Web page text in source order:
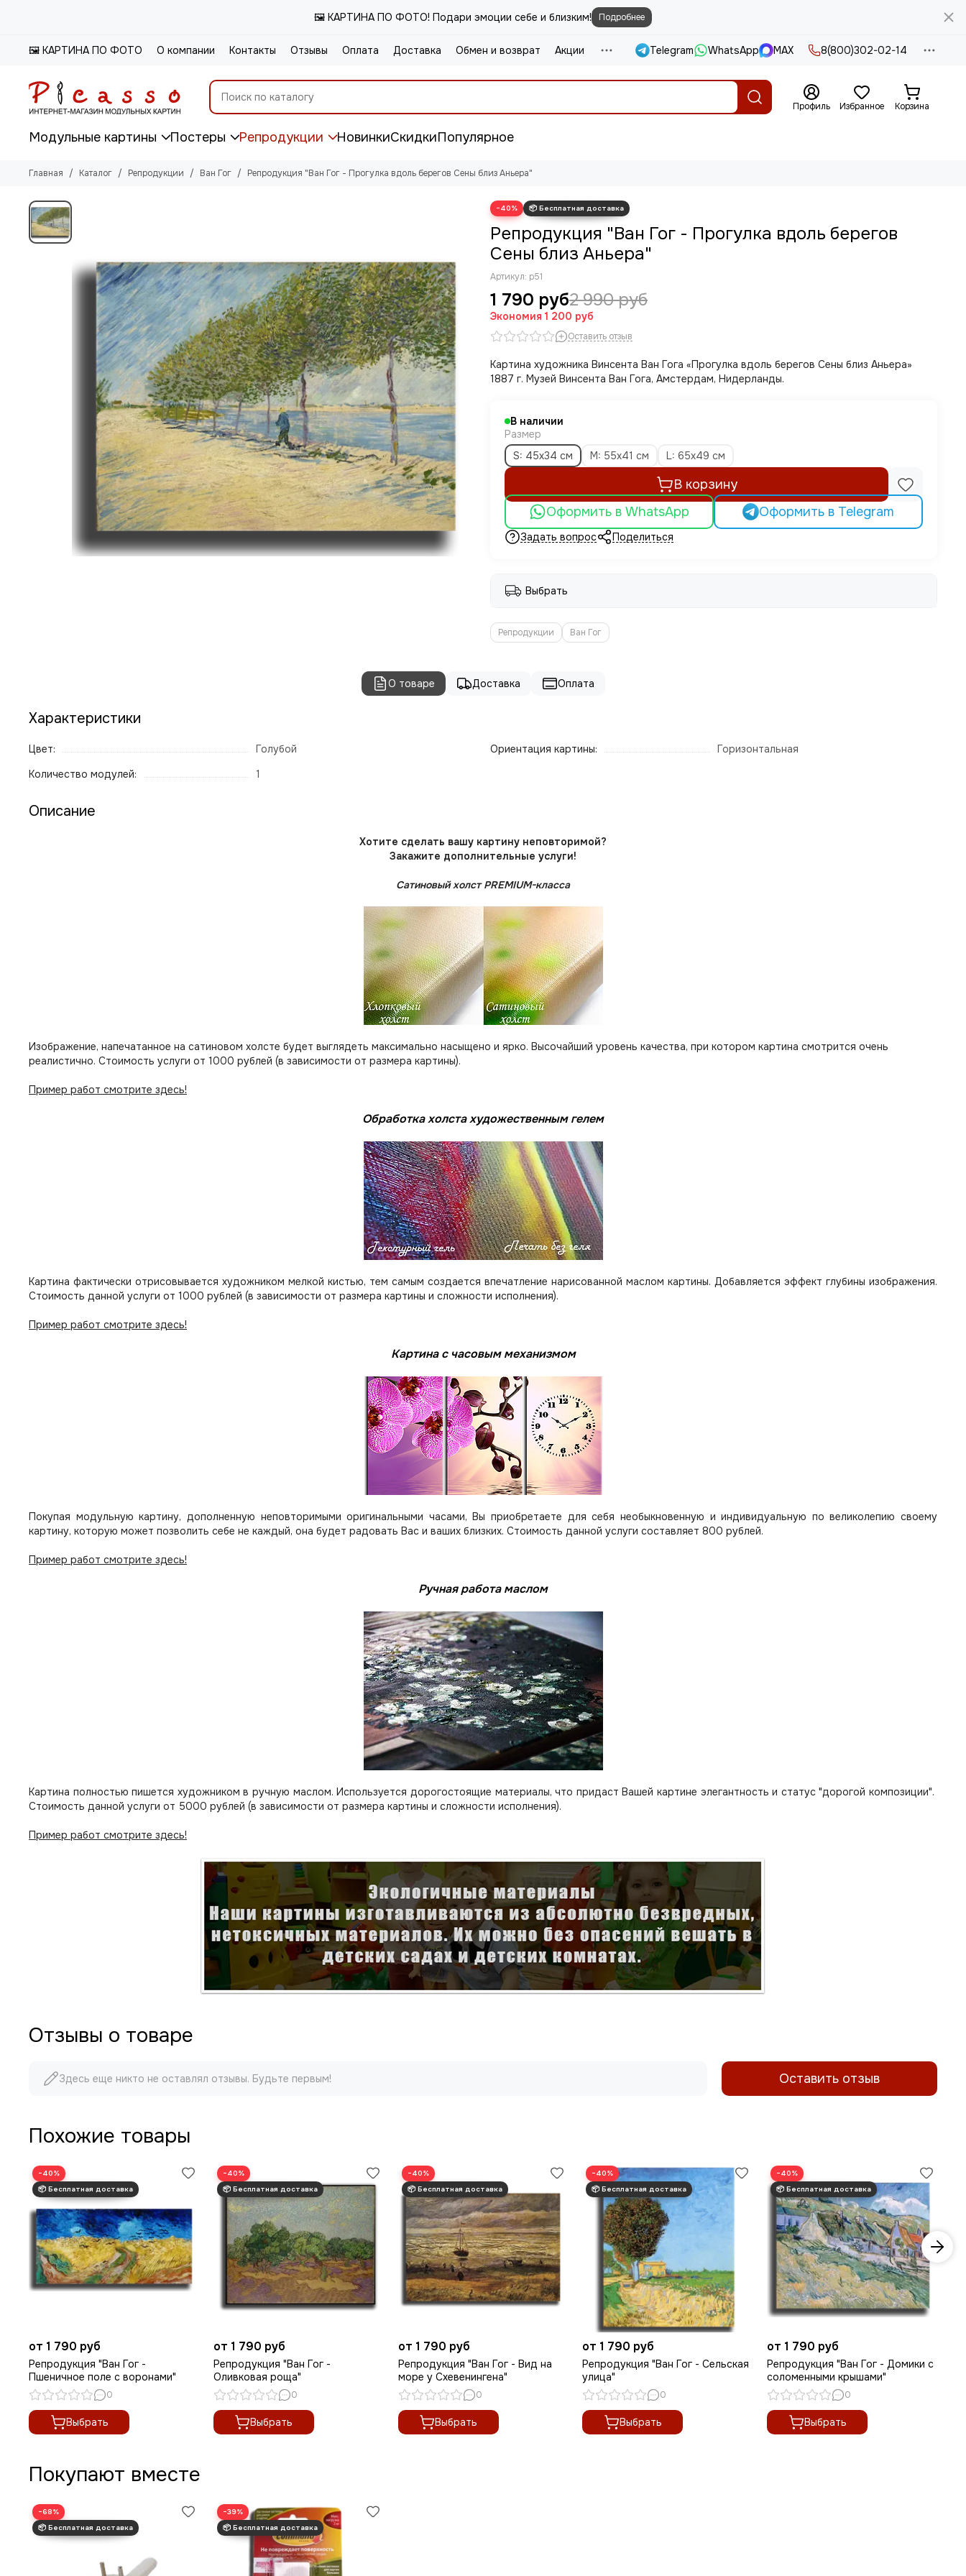
🖼️ КАРТИНА ПО ФОТО! Подари эмоции себе и близким! Подробнее
🖼️ КАРТИНА ПО ФОТО О компании Контакты Отзывы Оплата Доставка Обмен и возврат Акции Telegram WhatsApp MAX 8(800)302-02-14
Профиль Избранное Корзина
Модульные картины Постеры Репродукции НовинкиСкидкиПопулярное
Главная Каталог Репродукции Ван Гог Репродукция "Ван Гог - Прогулка вдоль берегов Сены близ Аньера"
−40%
Репродукция "Ван Гог - Прогулка вдоль берегов
Сены близ Аньера"
Артикул: р51
1 790 руб2 990 руб
Экономия 1 200 руб
Оставить отзыв
Картина художника Винсента Ван Гога «Прогулка вдоль берегов Сены близ Аньера»
1887 г. Музей Винсента Ван Гога, Амстердам, Нидерланды.
В наличии
Размер
S: 45х34 см
M: 55х41 см L: 65х49 см
В корзину
Оформить в WhatsApp
Оформить в Telegram
Задать вопрос Поделиться
Выбрать
Репродукции Ван Гог
О товаре Доставка Оплата
Характеристики
Цвет:
Голубой
Количество модулей:
1
Ориентация картины: Горизонтальная
Описание
Хотите сделать вашу картину неповторимой?
Закажите дополнительные услуги!
Сатиновый холст PREMIUM-класса
Изображение, напечатанное на сатиновом холсте будет выглядеть максимально насыщено и ярко. Высочайший уровень качества, при котором картина смотрится очень
реалистично. Стоимость услуги от 1000 рублей (в зависимости от размера картины).
Пример работ смотрите здесь!
Обработка холста художественным гелем
Картина фактически отрисовывается художником мелкой кистью, тем самым создается впечатление нарисованной маслом картины. Добавляется эффект глубины изображения.
Стоимость данной услуги от 1000 рублей (в зависимости от размера картины и сложности исполнения).
Пример работ смотрите здесь!
Картина с часовым механизмом
Покупая модульную картину, дополненную неповторимыми оригинальными часами, Вы приобретаете для себя необыкновенную и индивидуальную по великолепию своему
картину, которую может позволить себе не каждый, она будет радовать Вас и ваших близких. Стоимость данной услуги составляет 800 рублей.
Пример работ смотрите здесь!
Ручная работа маслом
Картина полностью пишется художником в ручную маслом. Используется дорогостоящие материалы, что придаст Вашей картине элегантность и статус "дорогой композиции".
Стоимость данной услуги от 5000 рублей (в зависимости от размера картины и сложности исполнения).
Пример работ смотрите здесь!
Отзывы о товаре
Здесь еще никто не оставлял отзывы. Будьте первым! Оставить отзыв
Похожие товары
−40%
от 1 790 руб
Репродукция "Ван Гог -
Пшеничное поле с воронами"
0
Выбрать
−40%
от 1 790 руб
Репродукция "Ван Гог -
Оливковая роща"
0
Выбрать
−40%
от 1 790 руб
Репродукция "Ван Гог - Вид на
море у Схевенингена"
0
Выбрать
−40%
от 1 790 руб
Репродукция "Ван Гог - Сельская
улица"
0
Выбрать
−40%
от 1 790 руб
Репродукция "Ван Гог - Домики с
соломенными крышами"
0
Выбрать
Покупают вместе
−68% −39%